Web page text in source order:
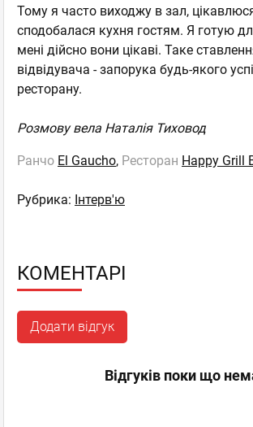
Тому я часто виходжу в зал,
сподобалася кухня гостям. Я готую
мені дійсно вони цікаві. Таке
відвідувача - запорука будь-якого
ресторану.
Розмову вела Наталія Тиховод
Ранчо El Gaucho, Ресторан Happy Grill
Рубрика: Інтерв'ю
КОМЕНТАРІ
Додати відгук
Відгуків поки що